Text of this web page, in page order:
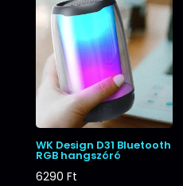
WK Design D31 Bluetooth
RGB hangszóró
6290 Ft